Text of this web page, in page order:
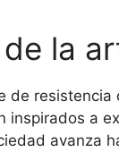
la
de
inspirados a
avanza